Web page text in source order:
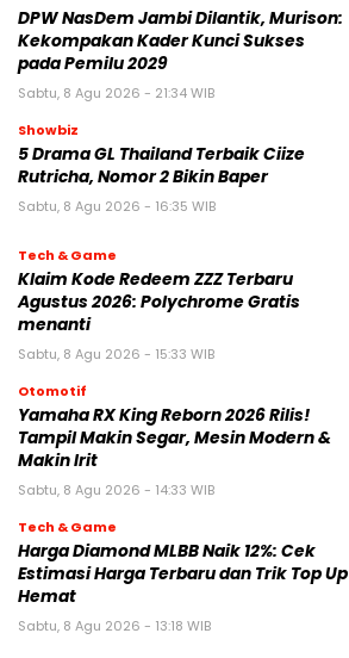
DPW NasDem Jambi Dilantik, Murison:
Kekompakan Kader Kunci Sukses
pada Pemilu 2029
Sabtu, 8 Agu 2026 - 21:34 WIB
Showbiz
5 Drama GL Thailand Terbaik Ciize
Rutricha, Nomor 2 Bikin Baper
Sabtu, 8 Agu 2026 - 16:35 WIB
Tech & Game
Klaim Kode Redeem ZZZ Terbaru
Agustus 2026: Polychrome Gratis
menanti
Sabtu, 8 Agu 2026 - 15:33 WIB
Otomotif
Yamaha RX King Reborn 2026 Rilis!
Tampil Makin Segar, Mesin Modern &
Makin Irit
Sabtu, 8 Agu 2026 - 14:33 WIB
Tech & Game
Harga Diamond MLBB Naik 12%: Cek
Estimasi Harga Terbaru dan Trik Top Up
Hemat
Sabtu, 8 Agu 2026 - 13:18 WIB